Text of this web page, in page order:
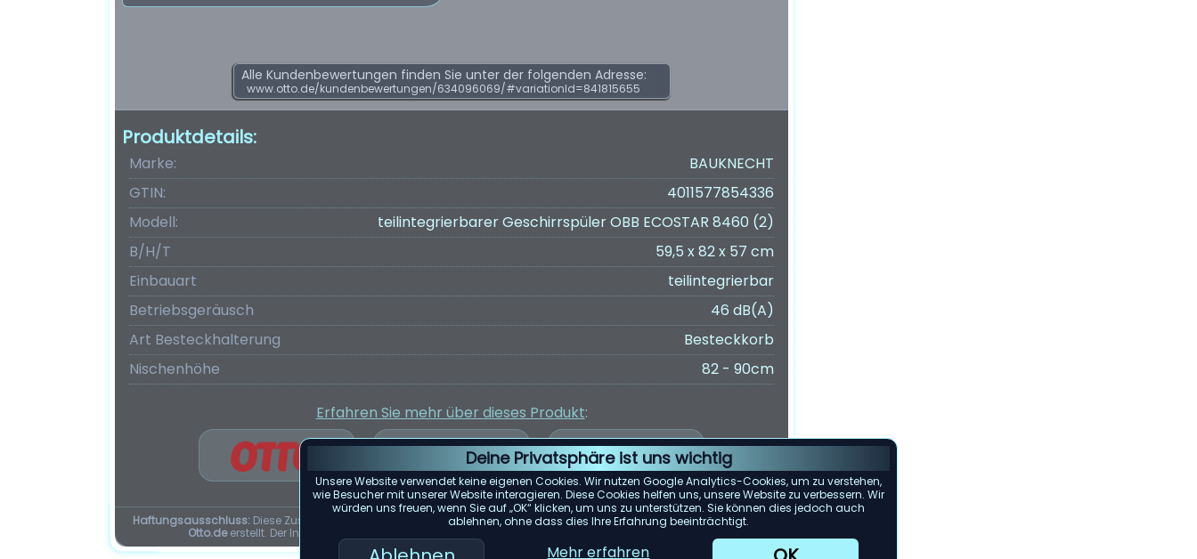
Deine Privatsphäre ist uns wichtig
Unsere Website verwendet keine eigenen Cookies. Wir nutzen Google Analytics-Cookies, um zu verstehen,
wie Besucher mit unserer Website interagieren. Diese Cookies helfen uns, unsere Website zu verbessern. Wir
würden uns freuen, wenn Sie auf „OK“ klicken, um uns zu unterstützen. Sie können dies jedoch auch
ablehnen, ohne dass dies Ihre Erfahrung beeinträchtigt.
Mehr erfahren
Alle Kundenbewertungen finden Sie unter der folgenden Adresse:
www.otto.de/kundenbewertungen/634096069/#variationId=841815655
Produktdetails:
Marke:
BAUKNECHT
GTIN:
4011577854336
Modell:
teilintegrierbarer Geschirrspüler OBB ECOSTAR 8460 (2)
B/H/T
59,5 x 82 x 57 cm
Einbauart
teilintegrierbar
Betriebsgeräusch
46 dB(A)
Art Besteckhalterung
Besteckkorb
Nischenhöhe
82 - 90cm
Erfahren Sie mehr über dieses Produkt:
Haftungsausschluss:Diese Zusammenfassung der Kundenbewertungen wurde auf Grundlage von Bewertungen von
Otto.deerstellt. Der Inhalt dieser Seite spiegelt die zum 27.04.2025 verfügbaren Bewertungen wider.